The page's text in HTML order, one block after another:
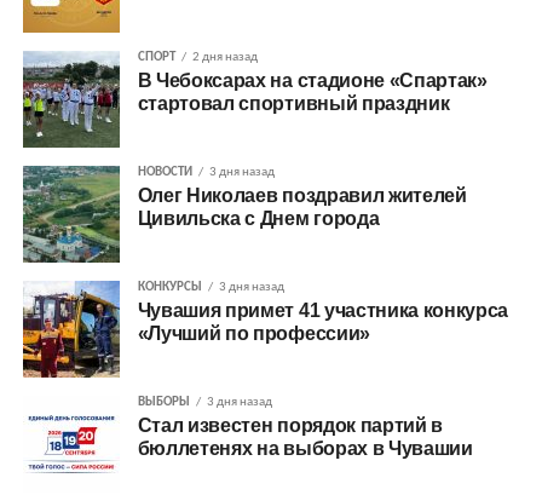
СПОРТ 2 дня назад
В Чебоксарах на стадионе «Спартак»
стартовал спортивный праздник
НОВОСТИ 3 дня назад
Олег Николаев поздравил жителей
Цивильска с Днем города
КОНКУРСЫ 3 дня назад
Чувашия примет 41 участника конкурса
«Лучший по профессии»
ВЫБОРЫ 3 дня назад
Стал известен порядок партий в
бюллетенях на выборах в Чувашии